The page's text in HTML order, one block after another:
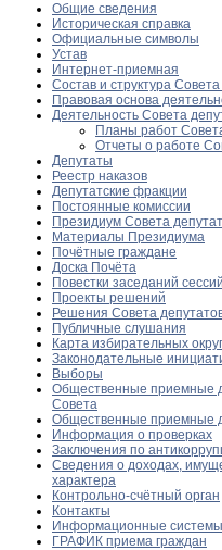
Общие сведения
Историческая справка
Официальные символы
Устав
Интернет-приемная
Состав и структура
Правовая основа
Деятельность Совета
Планы работ
Отчеты о работе
Депутаты
Реестр наказов
Депутатские фракции
Постоянные комиссии
Президиум Совета
Материалы Президиума
Почётные граждане
Доска Почёта
Повестки заседаний
Проекты решений
Решения Совета
Публичные слушания
Карта избирательных
Законодательные
Выборы
Общественные приемные
Совета
Общественные приемные
Информация о проверках
Заключения по
Сведения о доходах,
характера
Контрольно-счётный орган
Контакты
Информационные системы
ГРАФИК приема граждан